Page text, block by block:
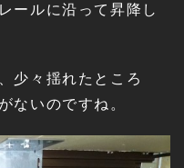
ールに沿って昇降し
少々揺れたところ
ないのですね。